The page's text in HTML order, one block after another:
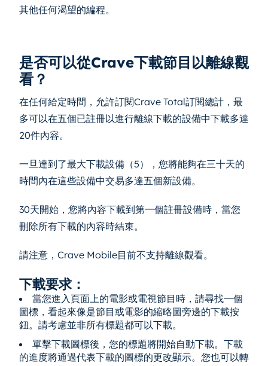
其他任何渴望的編程。
是否可以從Crave下載節目以離線觀
看？
在任何給定時間，允許訂閱Crave Total訂閱總計，最
多可以在五個已註冊以進行離線下載的設備中下載多達
20件內容。
一旦達到了最大下載設備（5），您將能夠在三十天的
時間內在這些設備中交易多達五個新設備。
30天開始，您將內容下載到第一個註冊設備時，當您
刪除所有下載的內容時結束。
請注意，Crave Mobile目前不支持離線觀看。
下載要求：
當您進入頁面上的電影或電視節目時，請尋找一個
圖標，看起來像是節目或電影的縮略圖旁邊的下載按
鈕。請考慮並非所有標題都可以下載。
單擊下載圖標後，您的標題將開始自動下載。下載
的進度將通過代表下載的圖標的更改顯示。您也可以轉